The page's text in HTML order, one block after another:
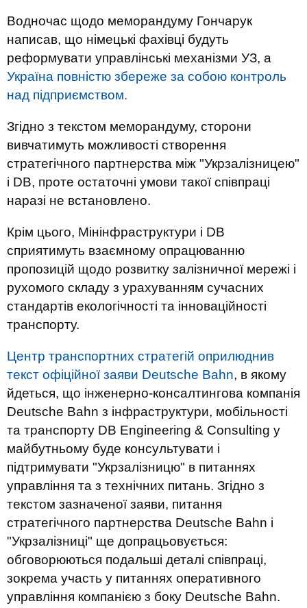
Водночас щодо меморандуму Гончарук
написав, що німецькі фахівці будуть
реформувати управлінські механізми УЗ, а
Україна повністю збереже за собою контроль
над підприємством.
Згідно з текстом меморандуму, сторони
вивчатимуть можливості створення
стратегічного партнерства між "Укрзалізницею"
і DB, проте остаточні умови такої співпраці
наразі не встановлено.
Крім цього, Мінінфраструктури і DB
сприятимуть взаємному опрацюванню
пропозицій щодо розвитку залізничної мережі і
рухомого складу з урахуванням сучасних
стандартів екологічності та інноваційності
транспорту.
Центр транспортних стратегій оприлюднив
текст офіційної заяви Deutsche Bahn, в якому
йдеться, що інженерно-консалтингова компанія
Deutsche Bahn з інфраструктури, мобільності
та транспорту DB Engineering & Consulting у
майбутньому буде консультувати і
підтримувати "Укрзалізницю" в питаннях
управління та з технічних питань. Згідно з
текстом зазначеної заяви, питання
стратегічного партнерства Deutsche Bahn і
"Укрзалізниці" ще допрацьовується:
обговорюються подальші деталі співпраці,
зокрема участь у питаннях оперативного
управління компанією з боку Deutsche Bahn.